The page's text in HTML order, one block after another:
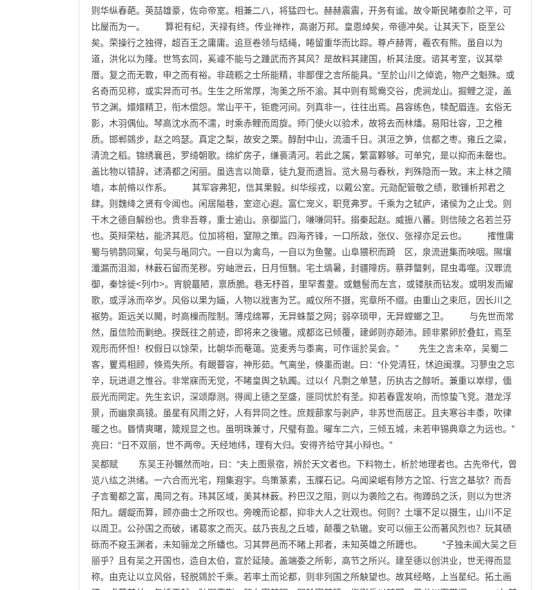
则华纵春葩。英喆雄豪，佐命帝室。相兼二八，将猛四七。赫赫震震，开务有谧。故令斯民睹泰阶之平，可
比屋而为一。 算祀有纪，天禄有终。传业禅祚，高谢万邦。皇恩绰矣，帝德冲矣。让其天下，臣至公
矣。荣操行之独得，超百王之庸庸。追亘卷领与结绳，睠留重华而比踪。尊卢赫胥，羲农有熊。虽自以为
道，洪化以为隆。世笃玄同，奚遽不能与之踵武而齐其风？是故料其建国，析其法度。谘其考室，议其举
厝。复之而无斁，申之而有裕。非疏粝之士所能精，非鄙俚之言所能具。“至於山川之倬诡，物产之魁殊。或
名奇而见称，或实异而可书。生生之所常厚，洵美之所不渝。其中则有鸳鸯交谷，虎涧龙山。掘鲤之淀，盖
节之渊。嬛嬛精卫，衔木偿怨。常山平干，钜鹿河间。列真非一，往往出焉。昌容练色，犊配眉连。玄俗无
影，木羽偶仙。琴高沈水而不濡，时乘赤鲤而周旋。师门使火以验术，故将去而林燔。易阳壮容，卫之稚
质。邯郸鵕步，赵之鸣瑟。真定之梨，故安之栗。醇酎中山，流湎千日。淇洹之笋，信都之枣。雍丘之粱，
清流之稻。锦绣襄邑，罗绮朝歌。绵纩房子，缣裛清河。若此之属，繁富夥够。可单究，是以抑而未罄也。
盖比物以错辞，述清都之闲丽。虽选言以简章，徒九复而遗旨。览大易与春秋，判殊隐而一致。末上林之隤
墙，本前脩以作系。 其军容弗犯，信其果毅。纠华绥戎，以戴公室。元勋配管敬之绩，歌锺析邦君之
肆。则魏绛之贤有令闻也。闲居隘巷，室迩心遐。富仁宠义，职竞弗罗。千乘为之轼庐，诸侯为之止戈。则
干木之德自解纷也。贵非吾尊，重士逾山。亲御监门，嗛嗛同轩。搦秦起赵。威振八蕃。则信陵之名若兰芬
也。英辩荣枯，能济其厄。位加将相，窒隙之策。四海齐锋，一口所敌，张仪、张禄亦足云也。 搉惟庸
蜀与鸲鹊同窠，句吴与黾同穴。一自以为禽鸟，一自以为鱼鳖。山阜猥积而踦 区，泉流迸集而咉咽。隰壤
瀸漏而沮洳，林薮石留而芜秽。穷岫泄云，日月恒翳。宅土熇暑，封疆障疠。蔡莽螫剌，昆虫毒噬。汉罪流
御，秦馀徙<列巾>。宵貌蕞陋，禀质脆。巷无杼首，里罕耆耋。或魋髻而左言，或镂肤而钻发。或明发而嬥
歌，或浮泳而卒岁。风俗以果为婳，人物以戕害为艺。威仪所不摄，宪章所不缀。由重山之束厄，因长川之
裾势。距远关以闚，时高樔而陛制。薄戍绵幂，无异蛛蝥之网；弱卒琐甲，无异螳螂之卫。 与先世而常
然，虽信险而剿绝。揆既往之前迹，即将来之後辙。成都迄已倾覆，建邺则亦颠沛。顾非累卵於叠釭，焉至
观形而怀怛！权假日以馀荣，比朝华而菴蔼。览麦秀与黍离，可作谣於吴会。” 先生之言未卒，吴蜀二
客，矍焉相顾，倏焉失所。有靦瞢容，神形茹。气离坐，倏墨而谢。曰：“仆党清狂，怵迫闽濮。习蓼虫之忘
辛，玩进退之惟谷。非常寐而无觉，不睹皇舆之轨躅。过以亻凡剽之单慧，历执古之醇听。兼重以崒缪，偭
辰光而罔定。先生玄识，深颂靡测。得闻上德之至盛，匪同忧於有圣。抑若春霆发响，而惊蛰飞竞。潜龙浮
景，而幽泉高镜。虽星有风雨之好，人有异同之性。庶觌蔀家与剥庐，非苏世而居正。且夫寒谷丰黍，吹律
暖之也。昬情爽曙，箴规显之也。虽明珠兼寸，尺璧有盈。曜车二六，三倾五城，未若申锡典章之为远也。”
亮曰：“日不双丽，世不两帝。天经地纬，理有大归。安得齐给守其小辩也。”
吴都赋 东吴王孙冁然而咍，曰：“夫上图景宿，辨於天文者也。下料物土，析於地理者也。古先帝代，曾
览八纮之洪绪。一六合而光宅，翔集遐宇。鸟策篆素，玉牒石记。乌闻梁岷有陟方之馆、行宫之基欤？而吾
子言蜀都之富，禺同之有。玮其区域，美其林薮。矜巴汉之阻，则以为袭险之右。徇蹲鸱之沃，则以为世济
阳九。龌龊而算，顾亦曲士之所叹也。旁魄而论都，抑非大人之壮观也。何则？土壤不足以摄生，山川不足
以周卫。公孙国之而破，诸葛家之而灭。兹乃丧乱之丘墟，颠覆之轨辙。安可以俪王公而著风烈也？玩其碛
砾而不窥玉渊者，未知骊龙之所蟠也。习其弊邑而不睹上邦者，未知英雄之所躔也。 “子独未闻大吴之巨
丽乎？且有吴之开国也，造自太伯，宣於延陵。盖端委之所彰，高节之所兴。建至德以创洪业，世无得而显
称。由克让以立风俗，轻脱鵕於千乘。若率土而论都，则非列国之所觖望也。故其经略，上当星纪。拓土画